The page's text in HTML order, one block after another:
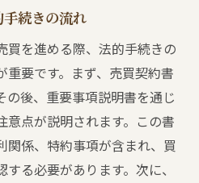
続きの流れ
買を進める際、法的手続きの
重要です。まず、売買契約書
の後、重要事項説明書を通じ
意点が説明されます。この書
関係、特約事項が含まれ、買
る必要があります。次に、